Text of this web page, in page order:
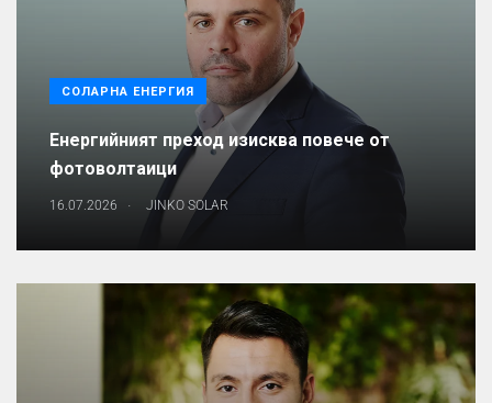
СОЛАРНА ЕНЕРГИЯ
Енергийният преход изисква повече от
фотоволтаици
16.07.2026 . JINKO SOLAR